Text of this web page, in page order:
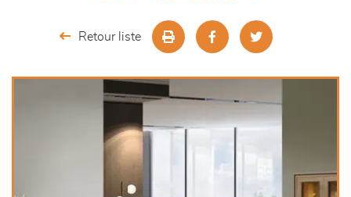
chambres et dressing
Retour liste